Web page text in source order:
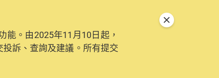
。由2025年11月10日起，
訴、查詢及建議。所有提交
關閉特別通告